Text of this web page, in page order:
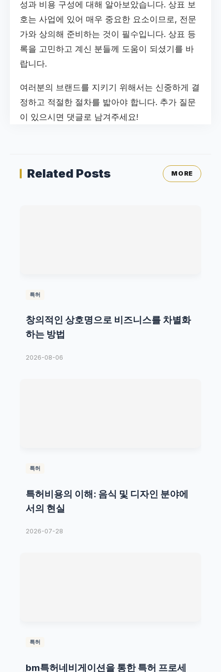
성과 비용 구성에 대해 알아보았습니다. 상표 보
호는 사업에 있어 매우 중요한 요소이므로, 전문
가와 상의해 준비하는 것이 필수입니다. 상표 등
록을 고민하고 계신 분들께 도움이 되셨기를 바
랍니다.
여러분의 브랜드를 지키기 위해서는 신중하게 결
정하고 적절한 절차를 밟아야 합니다. 추가 질문
이 있으시면 댓글로 남겨주세요!
Related Posts MORE
특허
창의적인 상호명으로 비즈니스를 차별화
하는 방법
2026-08-06
특허
특허비용의 이해: 음식 및 디자인 분야에
서의 현실
2026-07-28
특허
bm특허네비게이션을 통한 특허 프로세